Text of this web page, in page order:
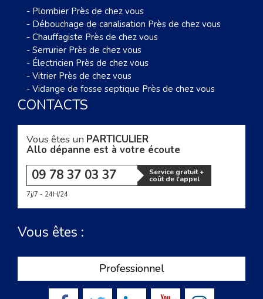
- Plombier Près de chez vous
- Débouchage de canalisation Près de chez vous
- Chauffagiste Près de chez vous
- Serrurier Près de chez vous
- Électricien Près de chez vous
- Vitrier Près de chez vous
- Vidange de fosse septique Près de chez vous
CONTACTS
Vous êtes un PARTICULIER
Allo dépanne est à votre écoute
09 78 37 03 37 Service gratuit +
coût de l'appel
7j/7 - 24H/24
Vous êtes :
Professionnel